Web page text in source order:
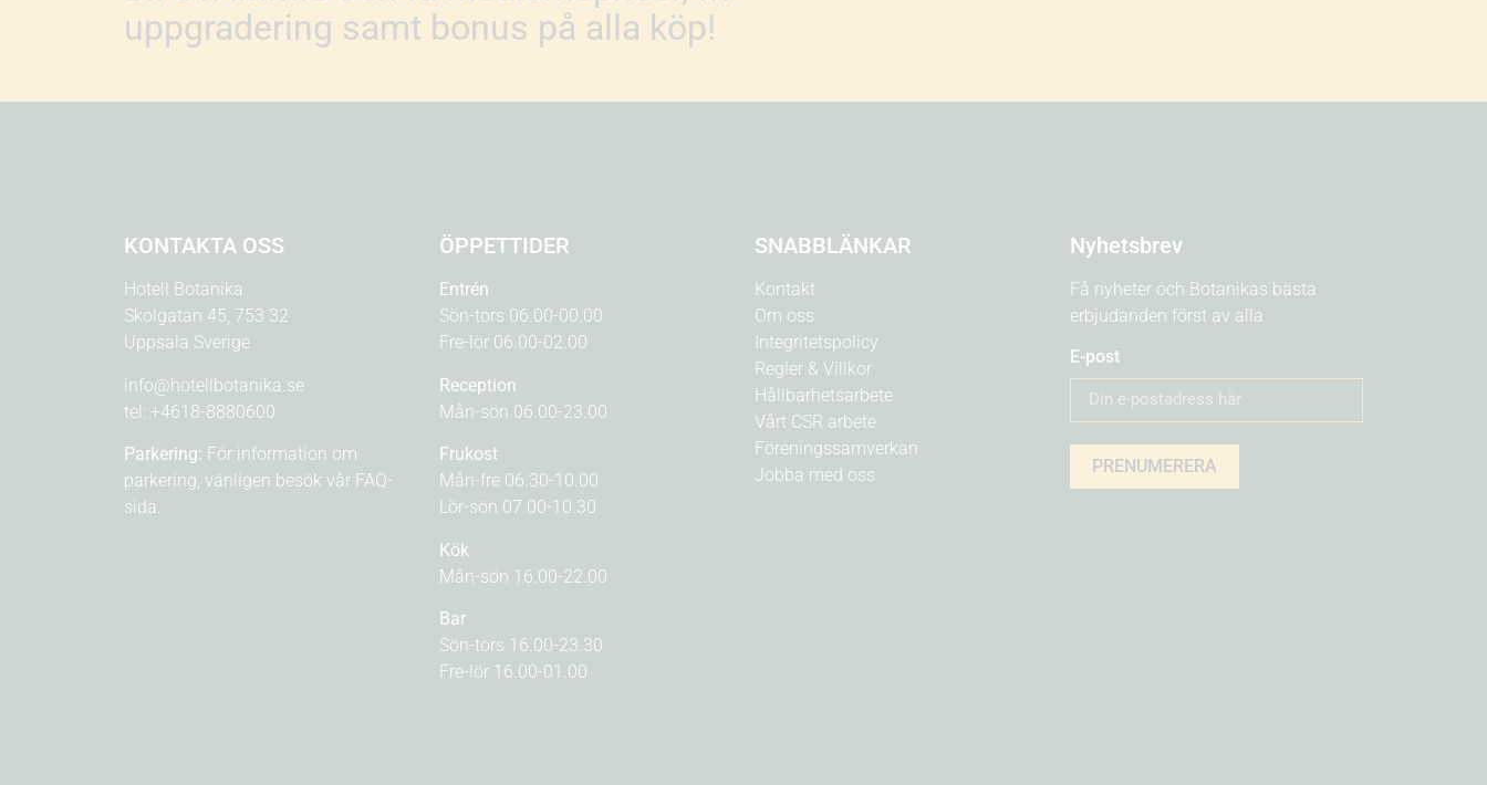
uppgradering samt bonus på alla köp!
KONTAKTA OSS
Hotell Botanika
Skolgatan 45, 753 32
Uppsala Sverige
info@hotellbotanika.se
tel: +4618-8880600
Parkering: För information om
parkering, vänligen besök vår FAQ-
sida.
ÖPPETTIDER
Entrén
Sön-tors 06.00-00.00
Fre-lör 06.00-02.00
Reception
Mån-sön 06.00-23.00
Frukost
Mån-fre 06.30-10.00
Lör-sön 07.00-10.30
Kök
Mån-sön 16.00-22.00
Bar
Sön-tors 16.00-23.30
Fre-lör 16.00-01.00
SNABBLÄNKAR
Kontakt
Om oss
Integritetspolicy
Regler & Villkor
Hållbarhetsarbete
Vårt CSR arbete
Föreningssamverkan
Jobba med oss
Nyhetsbrev
Få nyheter och Botanikas bästa
erbjudanden först av alla
E-post
PRENUMERERA